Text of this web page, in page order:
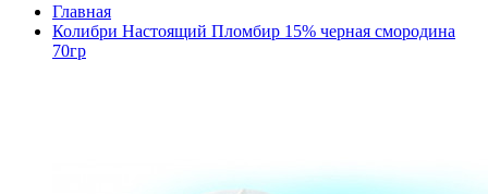
Главная
Колибри Настоящий Пломбир 15% черная смородина
70гр